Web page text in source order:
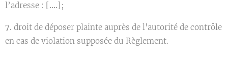
l’adresse : [….] ;
7. droit de déposer plainte auprès de l'autorité de contrôle
en cas de violation supposée du Règlement.